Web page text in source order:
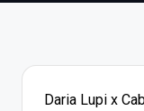
Daria Lupi x